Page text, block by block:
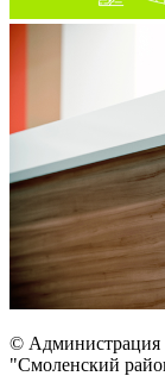
© Администрация
"Смоленский